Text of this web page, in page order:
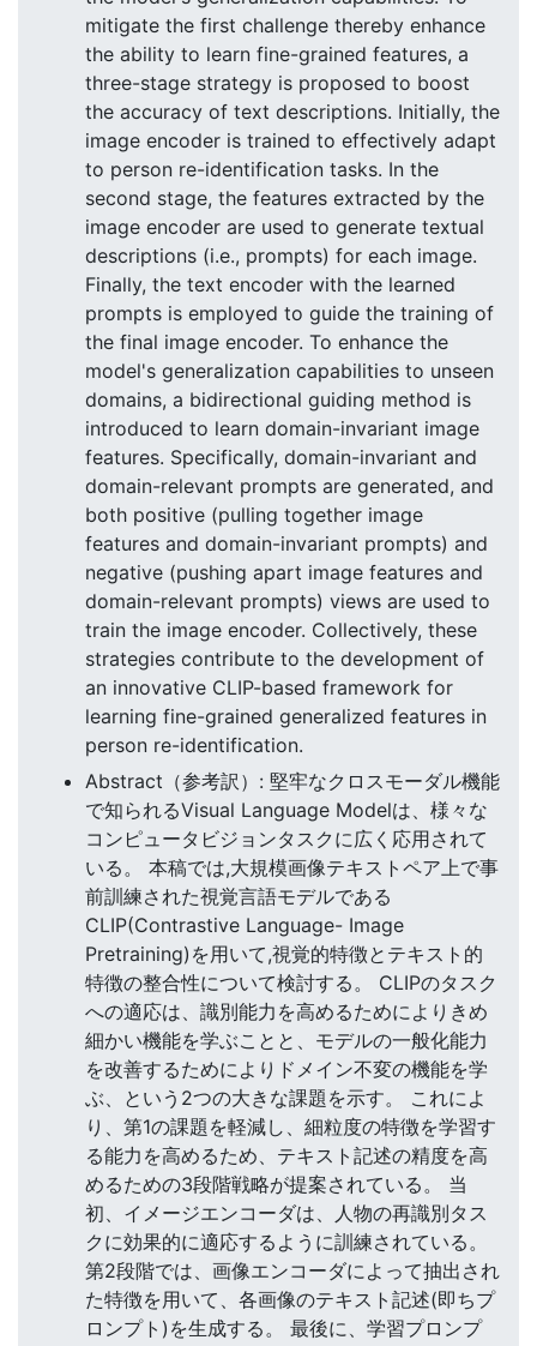
mitigate the first challenge thereby enhance
the ability to learn fine-grained features, a
three-stage strategy is proposed to boost
the accuracy of text descriptions. Initially, the
image encoder is trained to effectively adapt
to person re-identification tasks. In the
second stage, the features extracted by the
image encoder are used to generate textual
descriptions (i.e., prompts) for each image.
Finally, the text encoder with the learned
prompts is employed to guide the training of
the final image encoder. To enhance the
model's generalization capabilities to unseen
domains, a bidirectional guiding method is
introduced to learn domain-invariant image
features. Specifically, domain-invariant and
domain-relevant prompts are generated, and
both positive (pulling together image
features and domain-invariant prompts) and
negative (pushing apart image features and
domain-relevant prompts) views are used to
train the image encoder. Collectively, these
strategies contribute to the development of
an innovative CLIP-based framework for
learning fine-grained generalized features in
person re-identification.
Abstract（参考訳）: 堅牢なクロスモーダル機能
で知られるVisual Language Modelは、様々な
コンピュータビジョンタスクに広く応用されて
いる。 本稿では,大規模画像テキストペア上で事
前訓練された視覚言語モデルである
CLIP(Contrastive Language- Image
Pretraining)を用いて,視覚的特徴とテキスト的
特徴の整合性について検討する。 CLIPのタスク
への適応は、識別能力を高めるためによりきめ
細かい機能を学ぶことと、モデルの一般化能力
を改善するためによりドメイン不変の機能を学
ぶ、という2つの大きな課題を示す。 これによ
り、第1の課題を軽減し、細粒度の特徴を学習す
る能力を高めるため、テキスト記述の精度を高
めるための3段階戦略が提案されている。 当
初、イメージエンコーダは、人物の再識別タス
クに効果的に適応するように訓練されている。
第2段階では、画像エンコーダによって抽出され
た特徴を用いて、各画像のテキスト記述(即ちプ
ロンプト)を生成する。 最後に、学習プロンプ